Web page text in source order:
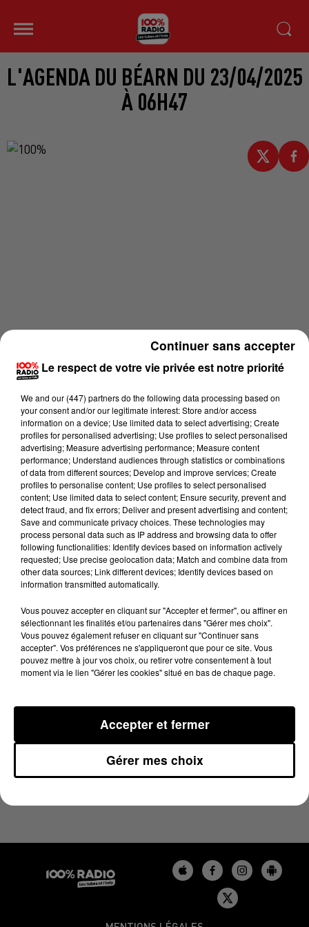
L'AGENDA DU BÉARN DU 23/04/2025
À 06H47
Lecture (1 min 16 sec)
100%
23 avril 2025 - 1 min 16 sec
L'AGENDA DU BÉARN DU 23/04/2025 À 06H47
Le respect de votre vie privée est notre priorité
We and our (447) partnersdo the following data processing based on
your consent and/or our legitimate interest: Store and/or access
information on a device; Use limited data to select advertising; Create
profiles for personalised advertising; Use profiles to select personalised
advertising; Measure advertising performance; Measure content
performance; Understand audiences through statistics or combinations
of data from different sources; Develop and improve services; Create
profiles to personalise content; Use profiles to select personalised
content; Use limited data to select content; Ensure security, prevent and
detect fraud, and fix errors; Deliver and present advertising and content;
Save and communicate privacy choices. These technologies may
process personal data such as IP address and browsing data to offer
following functionalities: Identify devices based on information actively
requested; Use precise geolocation data; Match and combine data from
other data sources; Link different devices; Identify devices based on
information transmitted automatically.
Vous pouvez accepter en cliquant sur "Accepter et fermer", ou affiner en
sélectionnant les finalités et/ou partenaires dans "Gérer mes choix".
Vous pouvez également refuser en cliquant sur "Continuer sans
accepter". Vos préférences ne s'appliqueront que pour ce site. Vous
pouvez mettre à jour vos choix, ou retirer votre consentement à tout
moment via le lien "Gérer les cookies" situé en bas de chaque page.
Gérer mes choix
Accepter et fermer
Continuer sans accepter